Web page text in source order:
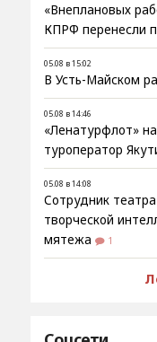
«Внеплановых
КПРФ перенесли
05.08 в 15:02
В Усть-Майском
05.08 в 14:46
«Ленатурфлот»
туроператор
05.08 в 14:08
Сотрудник
творческой
мятежа
1